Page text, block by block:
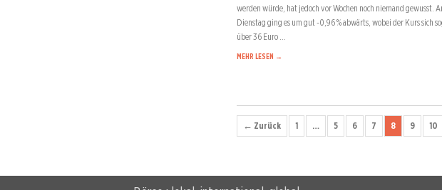
werden würde, hat jedoch vor Wochen noch niemand gewusst.
Dienstag ging es um gut -0,96 % abwärts, wobei der Kurs sich
über 36 Euro …
MEHR LESEN →
← Zurück 1 … 5 6 7 8 9 10